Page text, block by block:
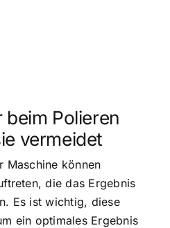
beim Polieren
vermeidet
Maschine können
die das Ergebnis
Es ist wichtig, diese
ein optimales Ergebnis